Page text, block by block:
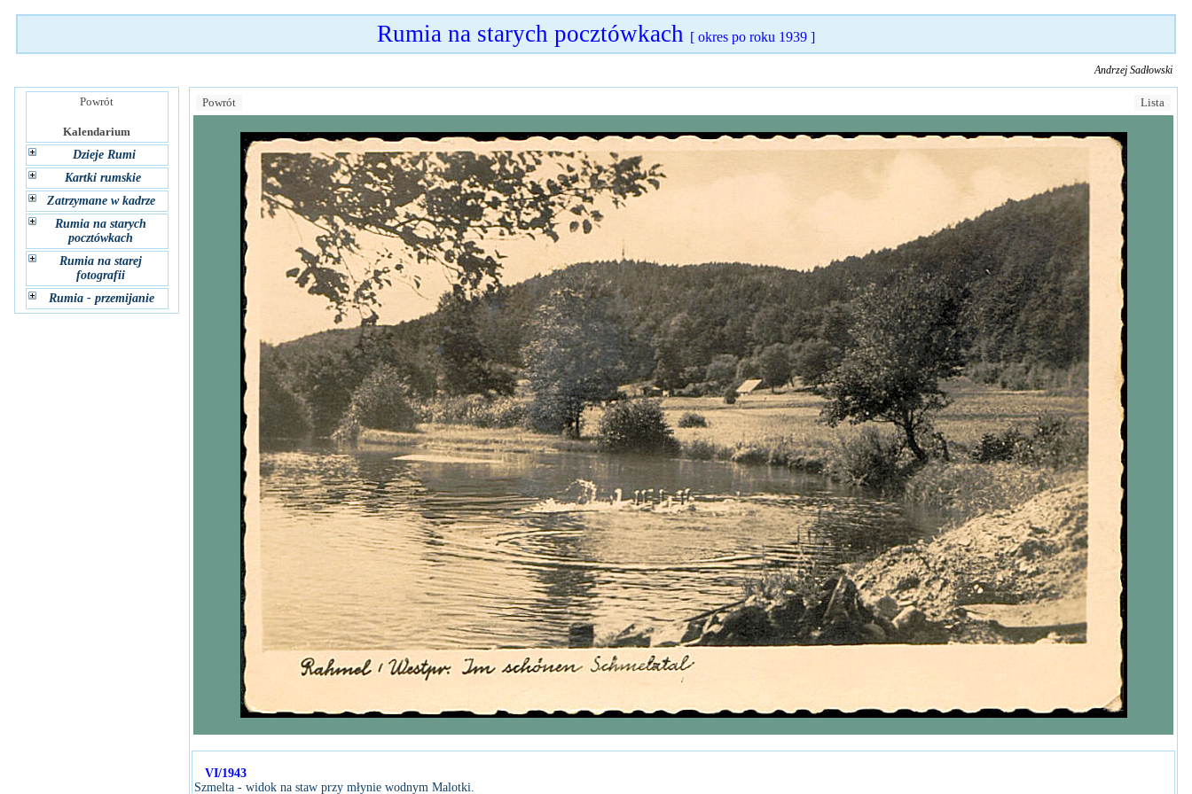
Rumia na starych pocztówkach [ okres po roku 1939 ]
Andrzej Sadłowski
Powrót
Kalendarium
Dzieje Rumi
Kartki rumskie
Zatrzymane w kadrze
Rumia na starych
pocztówkach
Rumia na starej
fotografii
Rumia - przemijanie
Powrót Lista
VI/1943
Szmelta - widok na staw przy młynie wodnym Malotki.